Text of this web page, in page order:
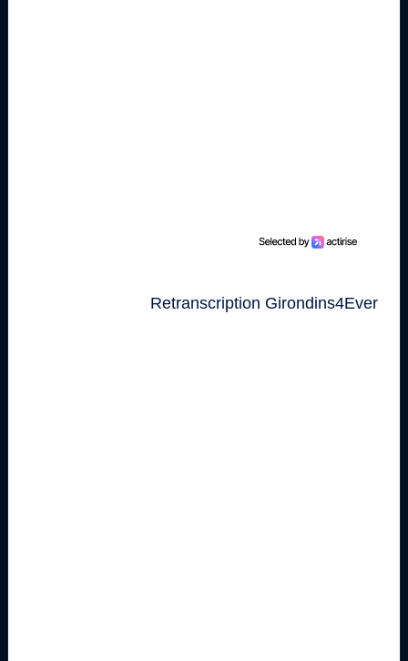
Retranscription Girondins4Ever